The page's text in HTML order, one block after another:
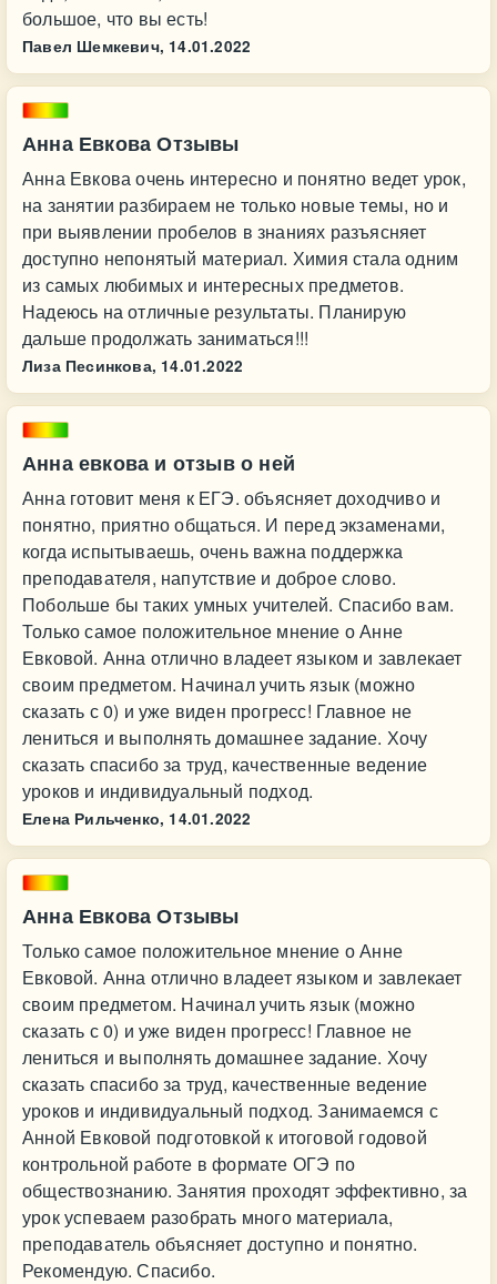
большое, что вы есть!
Павел Шемкевич, 14.01.2022
Анна Евкова Отзывы
Анна Евкова очень интересно и понятно ведет урок,
на занятии разбираем не только новые темы, но и
при выявлении пробелов в знаниях разъясняет
доступно непонятый материал. Химия стала одним
из самых любимых и интересных предметов.
Надеюсь на отличные результаты. Планирую
дальше продолжать заниматься!!!
Лиза Песинкова, 14.01.2022
Анна евкова и отзыв о ней
Анна готовит меня к ЕГЭ. объясняет доходчиво и
понятно, приятно общаться. И перед экзаменами,
когда испытываешь, очень важна поддержка
преподавателя, напутствие и доброе слово.
Побольше бы таких умных учителей. Спасибо вам.
Только самое положительное мнение о Анне
Евковой. Анна отлично владеет языком и завлекает
своим предметом. Начинал учить язык (можно
сказать с 0) и уже виден прогресс! Главное не
лениться и выполнять домашнее задание. Хочу
сказать спасибо за труд, качественные ведение
уроков и индивидуальный подход.
Елена Рильченко, 14.01.2022
Анна Евкова Отзывы
Только самое положительное мнение о Анне
Евковой. Анна отлично владеет языком и завлекает
своим предметом. Начинал учить язык (можно
сказать с 0) и уже виден прогресс! Главное не
лениться и выполнять домашнее задание. Хочу
сказать спасибо за труд, качественные ведение
уроков и индивидуальный подход. Занимаемся с
Анной Евковой подготовкой к итоговой годовой
контрольной работе в формате ОГЭ по
обществознанию. Занятия проходят эффективно, за
урок успеваем разобрать много материала,
преподаватель объясняет доступно и понятно.
Рекомендую. Спасибо.